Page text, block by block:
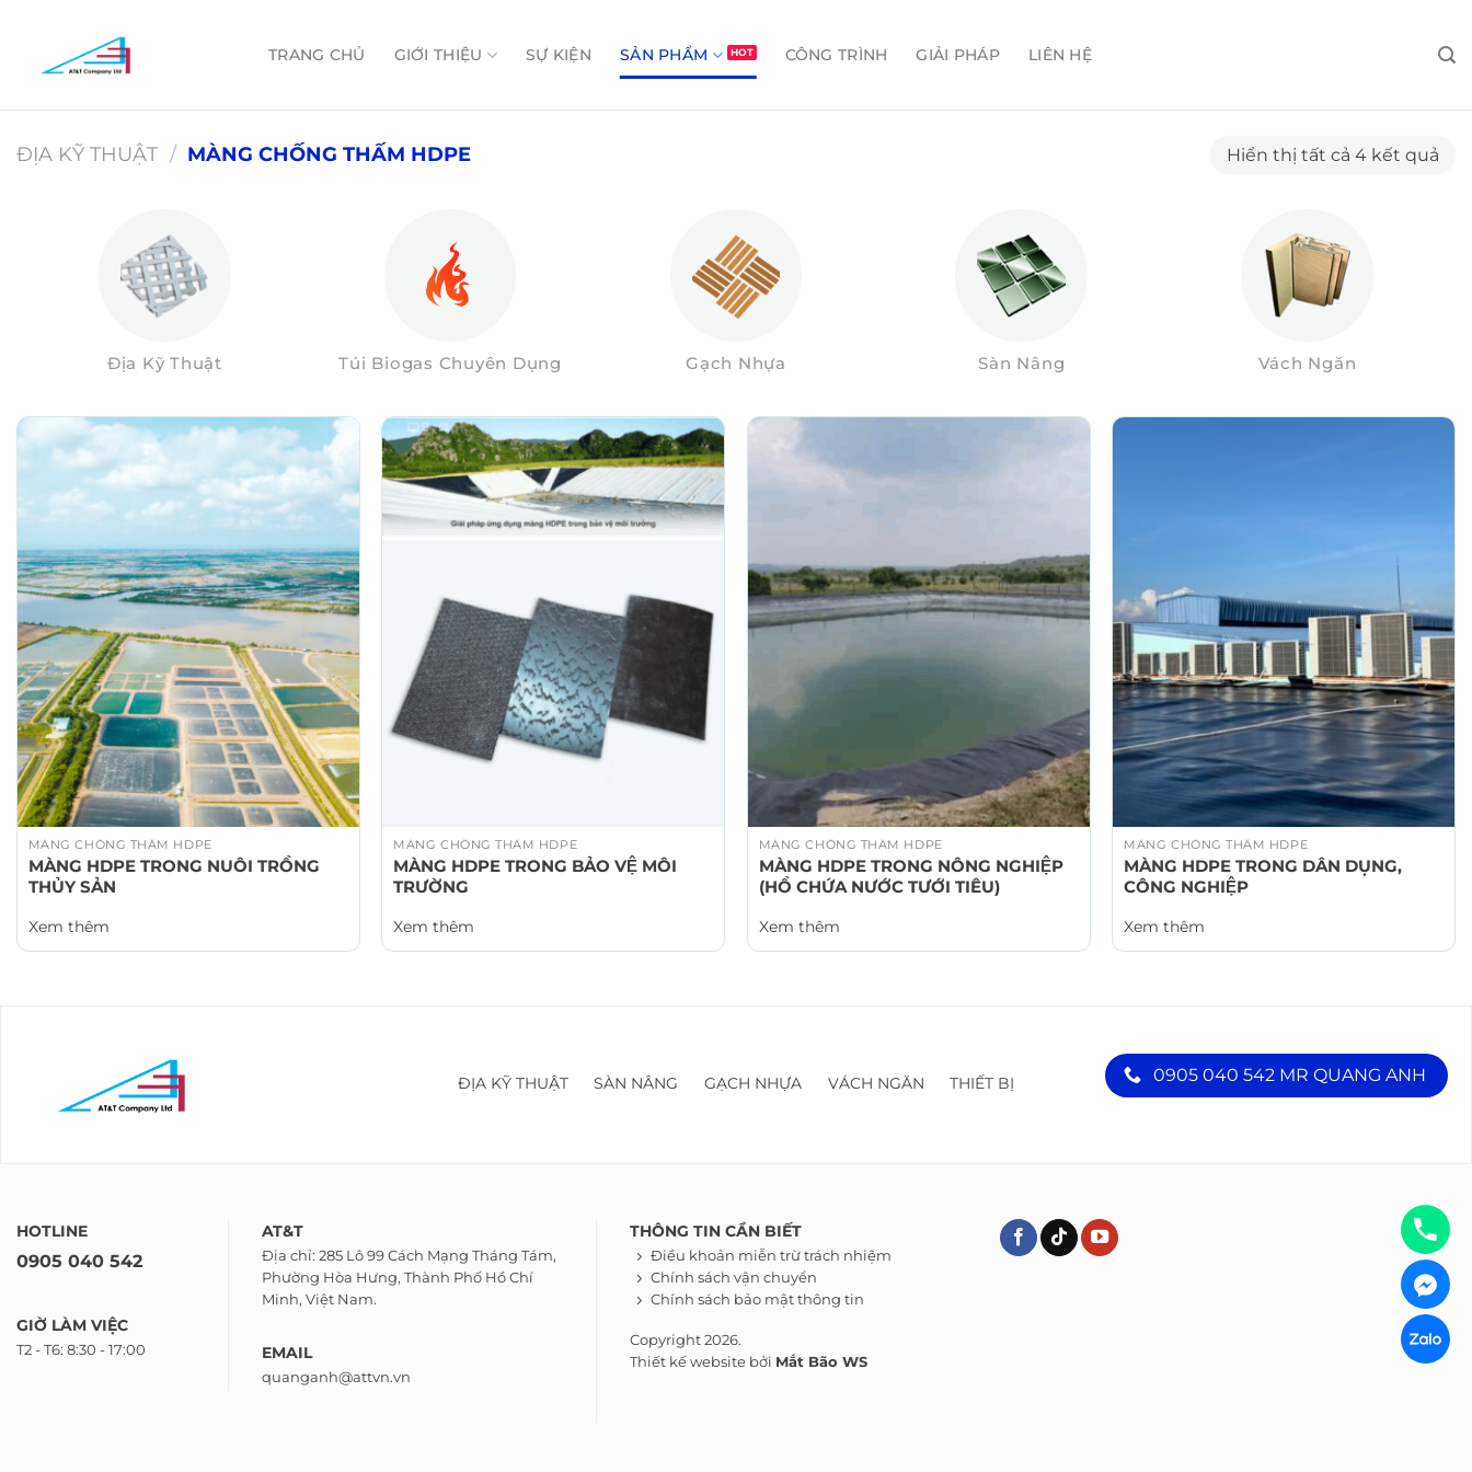
content
TRANG CHỦ GIỚI THIỆU SỰ KIỆN SẢN PHẨM CÔNG TRÌNH GIẢI PHÁP LIÊN HỆ
ĐỊA KỸ THUẬT / MÀNG CHỐNG THẤM HDPE Hiển thị tất cả 4 kết quả
Địa Kỹ Thuật Túi Biogas Chuyên Dụng Gạch Nhựa Sàn Nâng Vách Ngăn
MÀNG CHỐNG THẤM HDPE
MÀNG HDPE TRONG NUÔI TRỒNG
THỦY SẢN
Xem thêm
MÀNG CHỐNG THẤM HDPE
MÀNG HDPE TRONG BẢO VỆ MÔI
TRƯỜNG
Xem thêm
MÀNG CHỐNG THẤM HDPE
MÀNG HDPE TRONG NÔNG NGHIỆP
(HỒ CHỨA NƯỚC TƯỚI TIÊU)
Xem thêm
MÀNG CHỐNG THẤM HDPE
MÀNG HDPE TRONG DÂN DỤNG,
CÔNG NGHIỆP
Xem thêm
ĐỊA KỸ THUẬT SÀN NÂNG GẠCH NHỰA VÁCH NGĂN THIẾT BỊ 0905 040 542 MR QUANG ANH
HOTLINE
0905 040 542
GIỜ LÀM VIỆC
T2 - T6: 8:30 - 17:00
AT&T
Địa chỉ: 285 Lô 99 Cách Mạng Tháng Tám,
Phường Hòa Hưng, Thành Phố Hồ Chí
Minh, Việt Nam.
EMAIL
quanganh@attvn.vn
THÔNG TIN CẦN BIẾT
Điều khoản miễn trừ trách nhiệm
Chính sách vận chuyển
Chính sách bảo mật thông tin
Copyright 2026.
Thiết kế website bởi Mắt Bão WS